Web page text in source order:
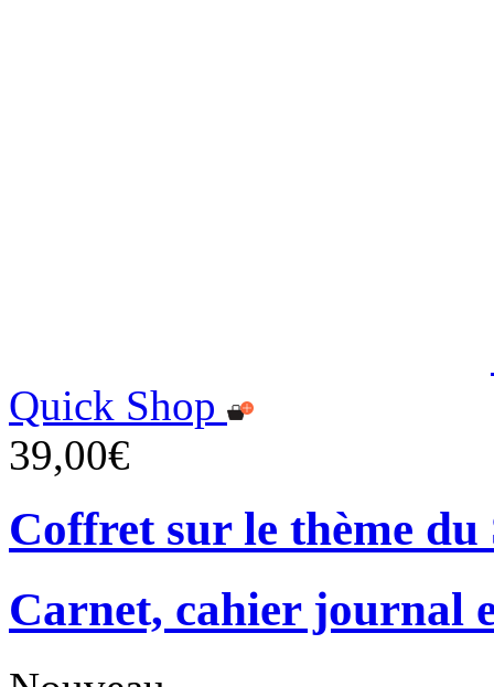
Quick Shop
39,00€
Coffret sur le thème du
Carnet, cahier journal